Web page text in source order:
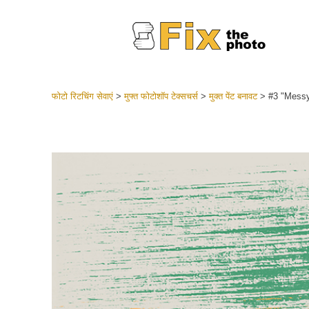
शादी की
बेस्ट
मोबाइल
फोटो रिटचिंग सेवाएं>मुफ्त फोटोशॉप टेक्सचर्स>मुक्त पेंट बनावट> #3